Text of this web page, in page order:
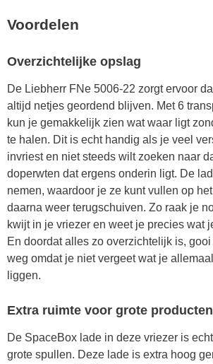
Voordelen
Overzichtelijke opslag
De Liebherr FNe 5006-22 zorgt ervoor
altijd netjes geordend blijven. Met 6
kun je gemakkelijk zien wat waar ligt
te halen. Dit is echt handig als je veel
invriest en niet steeds wilt zoeken naar
doperwten dat ergens onderin ligt. De
nemen, waardoor je ze kunt vullen op
daarna weer terugschuiven. Zo raak je
kwijt in je vriezer en weet je precies wat
En doordat alles zo overzichtelijk is,
weg omdat je niet vergeet wat je
liggen.
Extra ruimte voor grote producten
De SpaceBox lade in deze vriezer is
grote spullen. Deze lade is extra hoog